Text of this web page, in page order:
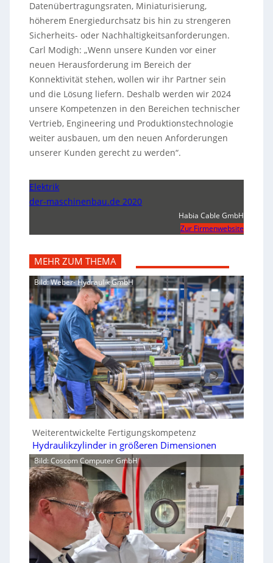
Datenübertragungsraten, Miniaturisierung,
höherem Energiedurchsatz bis hin zu strengeren
Sicherheits- oder Nachhaltigkeitsanforderungen.
Carl Modigh: „Wenn unsere Kunden vor einer
neuen Herausforderung im Bereich der
Konnektivität stehen, wollen wir ihr Partner sein
und die Lösung liefern. Deshalb werden wir 2024
unsere Kompetenzen in den Bereichen technischer
Vertrieb, Engineering und Produktionstechnologie
weiter ausbauen, um den neuen Anforderungen
unserer Kunden gerecht zu werden“.
Elektrik
der-maschinenbau.de 2020
Habia Cable GmbH
Zur Firmenwebsite
MEHR ZUM THEMA
Bild: Weber- Hydraulik GmbH
Weiterentwickelte Fertigungskompetenz
Hydraulikzylinder in größeren Dimensionen
Bild: Coscom Computer GmbH